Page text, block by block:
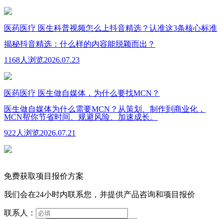
医药医疗 医生科普视频怎么上抖音精选？认准这3条核心标准
揭秘抖音精选：什么样的内容能脱颖而出？
1168人浏览2026.07.23
医药医疗 医生做自媒体，为什么要找MCN？
医生做自媒体为什么需要MCN？从策划、制作到商业化，
MCN帮你节省时间、规避风险、加速成长。
922人浏览2026.07.21
免费获取项目报价方案
我们会在24小时内联系您，并提供产品咨询和项目报价
联系人：